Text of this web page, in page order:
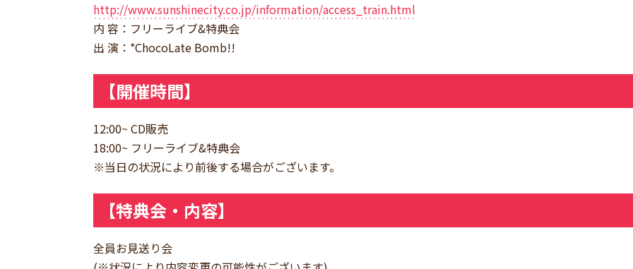
http://www.sunshinecity.co.jp/information/access_train.html
内 容：フリーライブ&特典会
出 演：*ChocoLate Bomb!!
【開催時間】
12:00~ CD販売
18:00~ フリーライブ&特典会
※当日の状況により前後する場合がございます。
【特典会・内容】
全員お見送り会